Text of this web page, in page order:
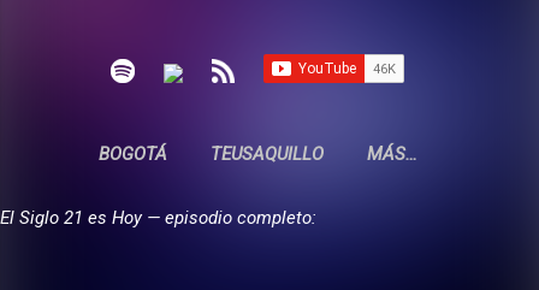
BOGOTÁ TEUSAQUILLO MÁS…
El Siglo 21 es Hoy — episodio completo: